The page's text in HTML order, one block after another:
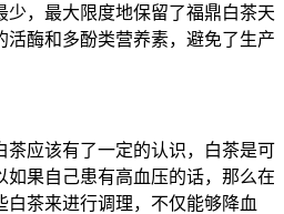
少，最大限度地保留了福鼎白茶天
活酶和多酚类营养素，避免了生产
茶应该有了一定的认识，白茶是可
如果自己患有高血压的话，那么在
白茶来进行调理，不仅能够降血